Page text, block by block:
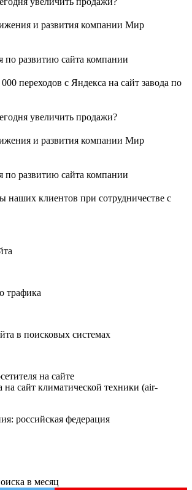
и развития компании Мир
по развитию сайта компании
переходов с Яндекса на сайт завода по
увеличить продажи?
и развития компании Мир
по развитию сайта компании
наших клиентов при сотрудничестве с
трафика
в поисковых системах
на сайте
на сайт климатической техники (air-
российская федерация
в месяц